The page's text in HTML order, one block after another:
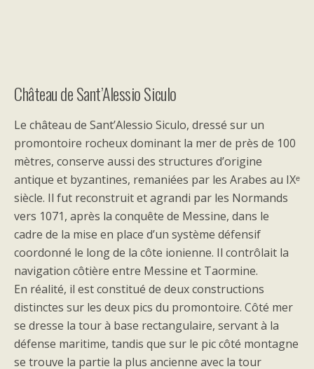
Château de Sant’Alessio Siculo
Le château de Sant’Alessio Siculo, dressé sur un
promontoire rocheux dominant la mer de près de 100
mètres, conserve aussi des structures d’origine
antique et byzantines, remaniées par les Arabes au IXᵉ
siècle. Il fut reconstruit et agrandi par les Normands
vers 1071, après la conquête de Messine, dans le
cadre de la mise en place d’un système défensif
coordonné le long de la côte ionienne. Il contrôlait la
navigation côtière entre Messine et Taormine.
En réalité, il est constitué de deux constructions
distinctes sur les deux pics du promontoire. Côté mer
se dresse la tour à base rectangulaire, servant à la
défense maritime, tandis que sur le pic côté montagne
se trouve la partie la plus ancienne avec la tour